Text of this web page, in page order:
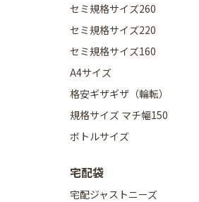
セミ規格サイズ260
セミ規格サイズ220
セミ規格サイズ160
A4サイズ
格安ギザギザ（輪転）
規格サイズ マチ幅150
ボトルサイズ
宅配袋
宅配ジャストニーズ